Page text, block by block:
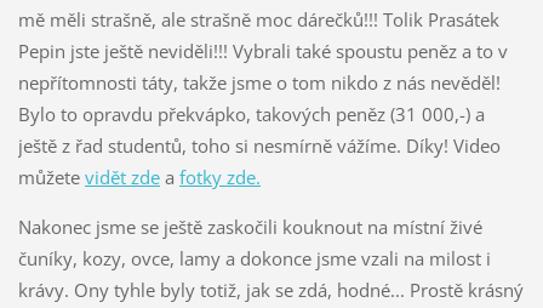
mě měli strašně, ale strašně moc dárečků!!! Tolik Prasátek
Pepin jste ještě neviděli!!! Vybrali také spoustu peněz a to v
nepřítomnosti táty, takže jsme o tom nikdo z nás nevěděl!
Bylo to opravdu překvápko, takových peněz (31 000,-) a
ještě z řad studentů, toho si nesmírně vážíme. Díky! Video
můžete vidět zdea fotky zde.
Nakonec jsme se ještě zaskočili kouknout na místní živé
čuníky, kozy, ovce, lamy a dokonce jsme vzali na milost i
krávy. Ony tyhle byly totiž, jak se zdá, hodné... Prostě krásný